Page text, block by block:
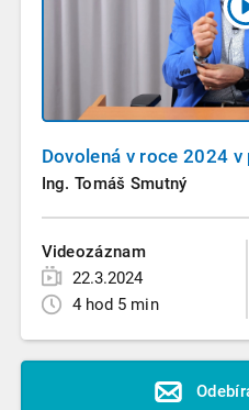
Dovolená v roce 2024
Ing. Tomáš Smutný
Videozáznam
22.3.2024
4 hod 5 min